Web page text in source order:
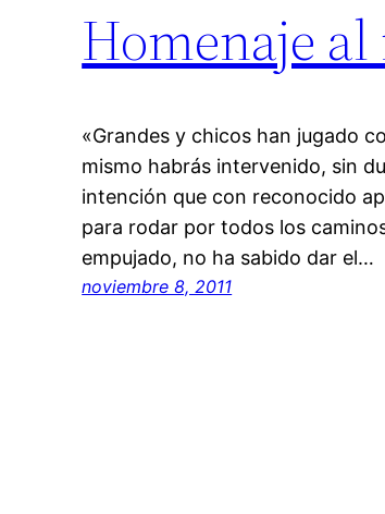
Homenaje
«Grandes y chicos han jugado
mismo habrás intervenido, sin
intención que con reconocido
para rodar por todos los
empujado, no ha sabido dar el…
noviembre 8, 2011